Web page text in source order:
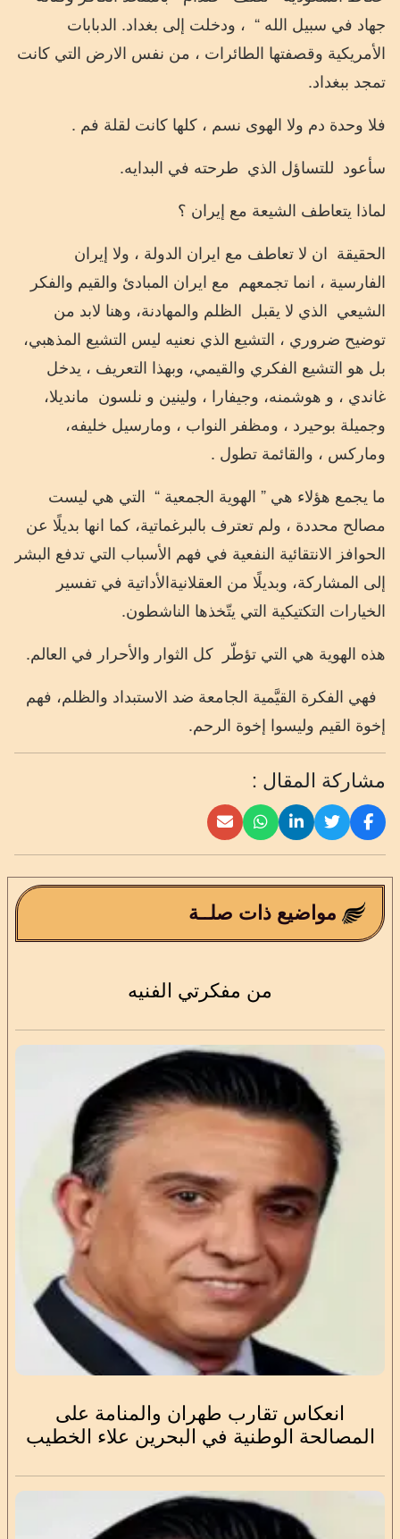
جهاد في سبيل الله “ ، ودخلت إلى بغداد. الدبابات
الأمريكية وقصفتها الطائرات ، من نفس الارض التي كانت
تمجد ببغداد.
فلا وحدة دم ولا الهوى نسم ، كلها كانت لقلة فم .
سأعود للتساؤل الذي طرحته في البدايه.
لماذا يتعاطف الشيعة مع إيران ؟
الحقيقة ان لا تعاطف مع ايران الدولة ، ولا إيران
الفارسية ، انما تجمعهم مع ايران المبادئ والقيم والفكر
الشيعي الذي لا يقبل الظلم والمهادنة، وهنا لابد من
توضيح ضروري ، التشيع الذي نعنيه ليس التشيع المذهبي،
بل هو التشيع الفكري والقيمي، وبهذا التعريف ، يدخل
غاندي ، و هوشمنه، وجيفارا ، ولينين و نلسون مانديلا،
وجميلة بوحيرد ، ومظفر النواب ، ومارسيل خليفه،
وماركس ، والقائمة تطول .
ما يجمع هؤلاء هي ” الهوية الجمعية “ التي هي ليست
مصالح محددة ، ولم تعترف بالبرغماتية، كما انها بديلًا عن
الحوافز الانتقائية النفعية في فهم الأسباب التي تدفع البشر
إلى المشاركة، وبديلًا من العقلانيةالأداتية في تفسير
الخيارات التكتيكية التي يتّخذها الناشطون.
هذه الهوية هي التي تؤطّر كل الثوار والأحرار في العالم.
فهي الفكرة القيَّمية الجامعة ضد الاستبداد والظلم، فهم
إخوة القيم وليسوا إخوة الرحم.
مشاركة المقال :
مواضيع ذات صلــة
من مفكرتي الفنيه
انعكاس تقارب طهران والمنامة على
المصالحة الوطنية في البحرين علاء الخطيب